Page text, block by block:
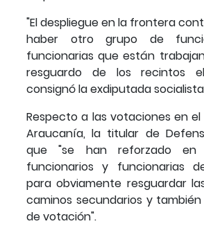
"El despliegue en la frontera
haber otro grupo de
funcionarias que están
resguardo de los recintos
consignó la exdiputada
Respecto a las votaciones en el
Araucanía, la titular de
que "se han reforzado en
funcionarios y funcionarias
para obviamente resguardar
caminos secundarios y también
de votación".